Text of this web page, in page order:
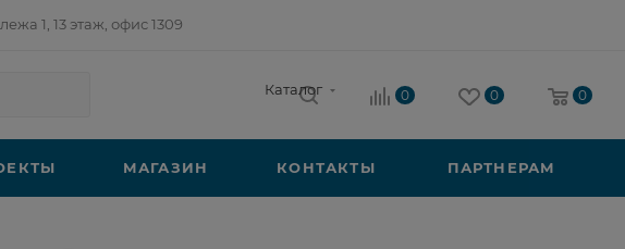
1, 13 этаж, офис 1309
Каталог 0 0 0
МАГАЗИН КОНТАКТЫ ПАРТНЕРАМ